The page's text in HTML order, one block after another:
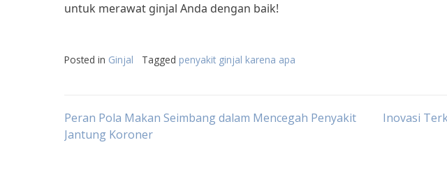
untuk merawat ginjal Anda dengan baik!
Posted in Ginjal Tagged penyakit ginjal karena apa
Post
Peran Pola Makan Seimbang dalam Mencegah Penyakit
Jantung Koroner
Inovasi